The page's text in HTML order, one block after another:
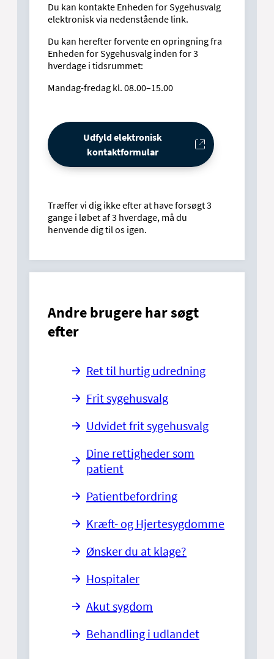
Du kan kontakte Enheden for Sygehusvalg
elektronisk via nedenstående link.
Du kan herefter forvente en opringning fra
Enheden for Sygehusvalg inden for 3
hverdage i tidsrummet:
Mandag-fredag kl. 08.00–15.00
Udfyld elektronisk
kontaktformular
Træffer vi dig ikke efter at have forsøgt 3
gange i løbet af 3 hverdage, må du
henvende dig til os igen.
Andre brugere har søgt
efter
Ret til hurtig udredning
Frit sygehusvalg
Udvidet frit sygehusvalg
Dine rettigheder som
patient
Patientbefordring
Kræft- og Hjertesygdomme
Ønsker du at klage?
Hospitaler
Akut sygdom
Behandling i udlandet